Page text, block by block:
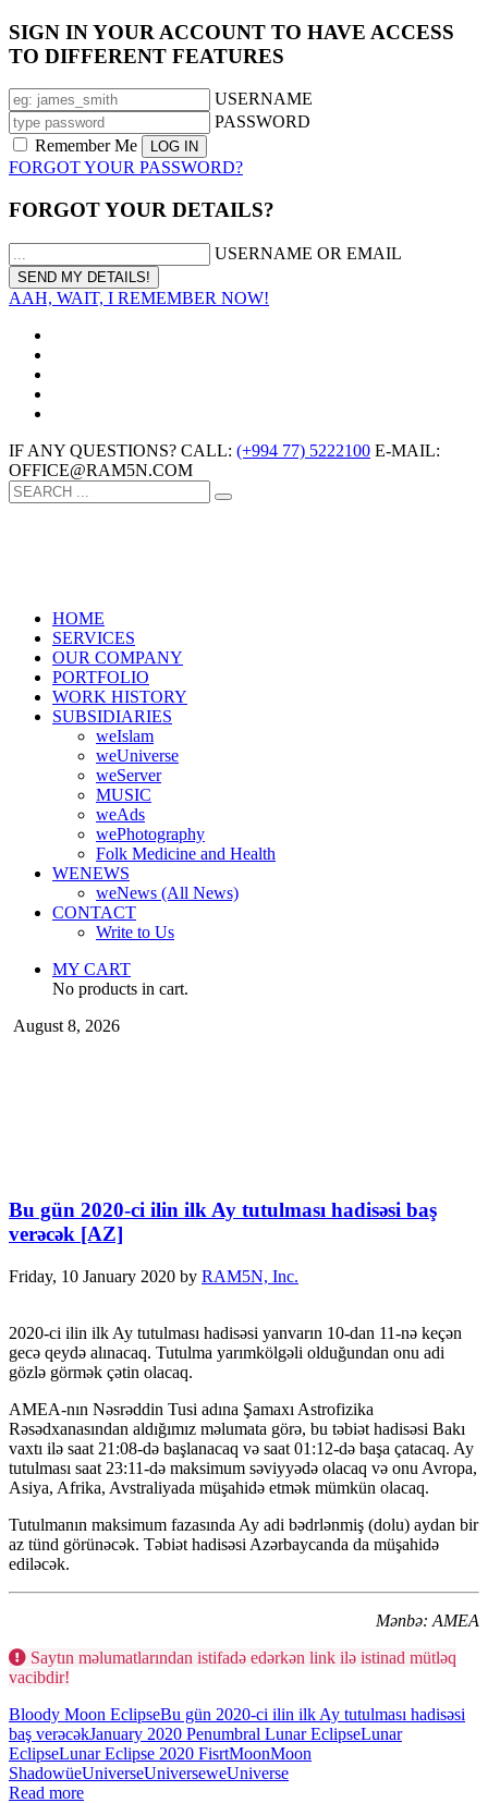
SIGN IN YOUR ACCOUNT TO HAVE ACCESS
TO DIFFERENT FEATURES
USERNAME
PASSWORD
Remember Me
FORGOT YOUR PASSWORD?
FORGOT YOUR DETAILS?
USERNAME OR EMAIL
AAH, WAIT, I REMEMBER NOW!
IF ANY QUESTIONS? CALL: (+994 77) 5222100 E-MAIL:
OFFICE@RAM5N.COM
HOME
SERVICES
OUR COMPANY
PORTFOLIO
WORK HISTORY
SUBSIDIARIES
weIslam
weUniverse
weServer
MUSIC
weAds
wePhotography
Folk Medicine and Health
WENEWS
weNews (All News)
CONTACT
Write to Us
MY CART
No products in cart.
August 8, 2026
Bu gün 2020-ci ilin ilk Ay tutulması hadisəsi baş
verəcək [AZ]
Friday, 10 January 2020 by RAM5N, Inc.
2020-ci ilin ilk Ay tutulması hadisəsi yanvarın 10-dan 11-nə keçən
gecə qeydə alınacaq. Tutulma yarımkölgəli olduğundan onu adi
gözlə görmək çətin olacaq.
AMEA-nın Nəsrəddin Tusi adına Şamaxı Astrofizika
Rəsədxanasından aldığımız məlumata görə, bu təbiət hadisəsi Bakı
vaxtı ilə saat 21:08-də başlanacaq və saat 01:12-də başa çatacaq. Ay
tutulması saat 23:11-də maksimum səviyyədə olacaq və onu Avropa,
Asiya, Afrika, Avstraliyada müşahidə etmək mümkün olacaq.
Tutulmanın maksimum fazasında Ay adi bədrlənmiş (dolu) aydan bir
az tünd görünəcək. Təbiət hadisəsi Azərbaycanda da müşahidə
ediləcək.
Mənbə: AMEA
Saytın məlumatlarından istifadə edərkən link ilə istinad mütləq
vacibdir!
Bloody Moon EclipseBu gün 2020-ci ilin ilk Ay tutulması hadisəsi
baş verəcəkJanuary 2020 Penumbral Lunar EclipseLunar
EclipseLunar Eclipse 2020 FisrtMoonMoon
ShadowüeUniverseUniverseweUniverse
Read more